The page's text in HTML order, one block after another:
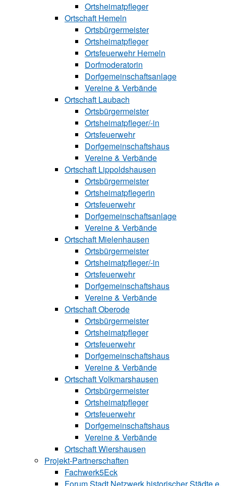
Ortsheimatpfleger
Ortschaft Hemeln
Ortsbürgermeister
Ortsheimatpfleger
Ortsfeuerwehr Hemeln
Dorfmoderatorin
Dorfgemeinschaftsanlage
Vereine & Verbände
Ortschaft Laubach
Ortsbürgermeister
Ortsheimatpfle‍ger/-in
Ortsfeuerwehr
Dorfgemeinschaftshaus
Vereine & Verbände
Ortschaft Lip‍polds‍hau‍sen
Ortsbürgermeister
Ortsheimatpflegerin
Ortsfeuerwehr
Dorfgemeinschaftsanlage
Vereine & Verbände
Ortschaft Mielenhausen
Ortsbürgermeister
Ortsheimatpfle‍‍ger/-in
Ortsfeuerwehr
Dorfgemeinschaftshaus
Vereine & Verbände
Ortschaft Oberode
Ortsbürgermeister
Ortsheimatpfle‍ger
Ortsfeuerwehr
Dorfgemeinschaftshaus
Vereine & Verbände
Ortschaft Volk‍mars‍hau‍sen
Ortsbürgermeister
Ortsheimatpfleger
Ortsfeuerwehr
Dorfgemeinschaftshaus
Vereine & Verbände
Ortschaft Wiershausen
Projekt-Partnerschaften
Fachwerk5Eck